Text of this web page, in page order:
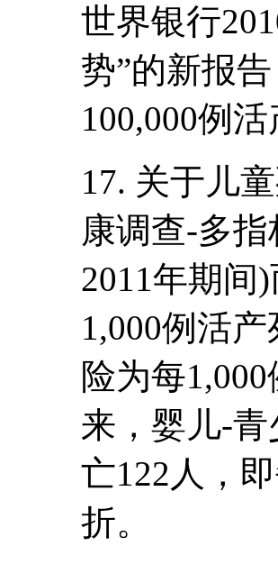
世界银行
势”的新报
100,000例
17. 关于儿
康调查-多
2011年期间
1,000例活
险为每
来，婴儿-
亡122人，
折。